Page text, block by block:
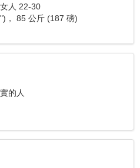
人 22-30
， 85 公斤 (187 磅)
的人